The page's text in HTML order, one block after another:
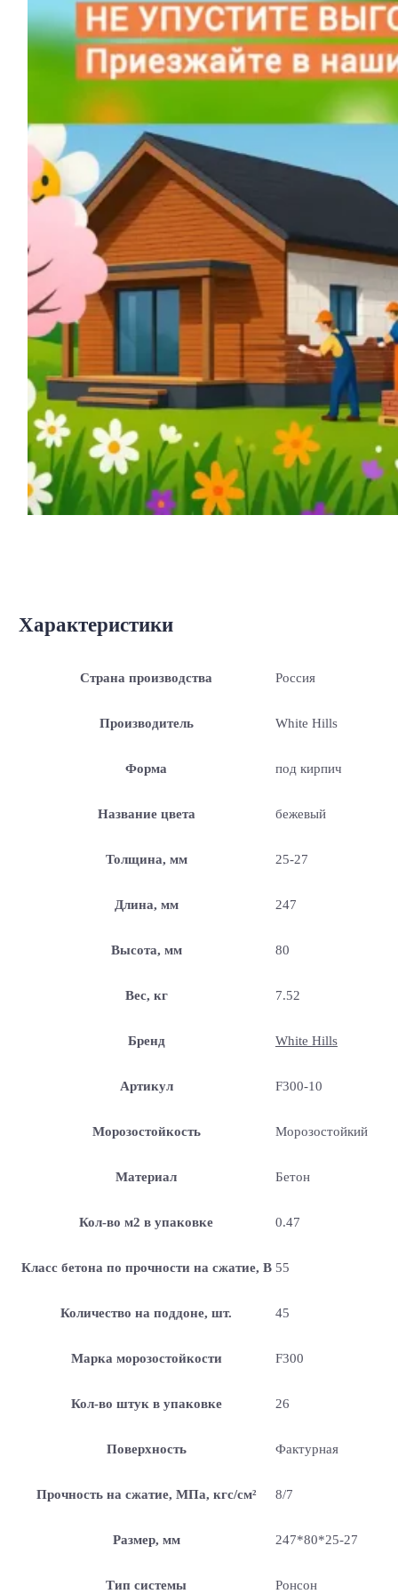
Характеристики
Страна производства Россия
Производитель White Hills
Форма под кирпич
Название цвета бежевый
Толщина, мм 25-27
Длина, мм 247
Высота, мм 80
Вес, кг 7.52
Бренд White Hills
Артикул F300-10
Морозостойкость Морозостойкий
Материал Бетон
Кол-во м2 в упаковке 0.47
Класс бетона по прочности на сжатие, В 55
Количество на поддоне, шт. 45
Марка морозостойкости F300
Кол-во штук в упаковке 26
Поверхность Фактурная
Прочность на сжатие, МПа, кгс/см² 8/7
Размер, мм 247*80*25-27
Тип системы Ронсон